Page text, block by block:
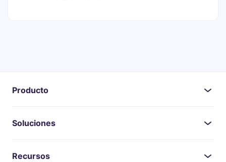
Producto
Soluciones
Recursos